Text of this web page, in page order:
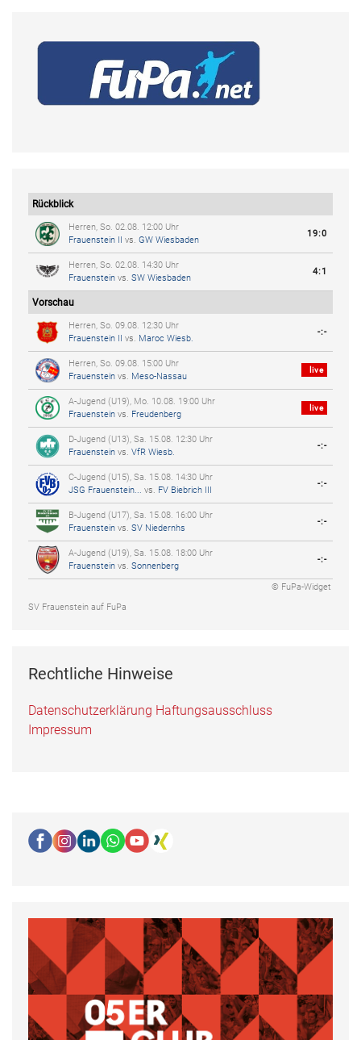
Rückblick
Herren, So. 02.08. 12:00 Uhr
Frauenstein II vs. GW Wiesbaden
19:0
Herren, So. 02.08. 14:30 Uhr
Frauenstein vs. SW Wiesbaden
4:1
Vorschau
Herren, So. 09.08. 12:30 Uhr
Frauenstein II vs. Maroc Wiesb.
-:-
Herren, So. 09.08. 15:00 Uhr
Frauenstein vs. Meso-Nassau
live
A-Jugend (U19), Mo. 10.08. 19:00 Uhr
Frauenstein vs. Freudenberg
live
D-Jugend (U13), Sa. 15.08. 12:30 Uhr
Frauenstein vs. VfR Wiesb.
-:-
C-Jugend (U15), Sa. 15.08. 14:30 Uhr
JSG Frauenstein...
vs. FV Biebrich III
-:-
B-Jugend (U17), Sa. 15.08. 16:00 Uhr
Frauenstein vs. SV Niedernhs
-:-
A-Jugend (U19), Sa. 15.08. 18:00 Uhr
Frauenstein vs. Sonnenberg
-:-
© FuPa-Widget
SV Frauenstein auf FuPa
Rechtliche Hinweise
Datenschutzerklärung Haftungsausschluss
Impressum